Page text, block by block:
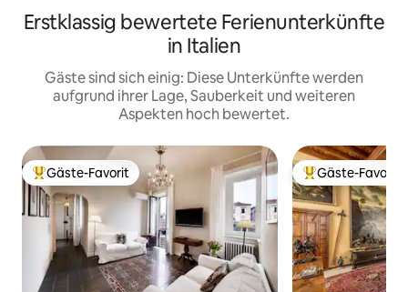
Erstklassig bewertete Ferienunterkünfte
in Italien
Gäste sind sich einig: Diese Unterkünfte werden
aufgrund ihrer Lage, Sauberkeit und weiteren
Aspekten hoch bewertet.
Beliebter Gäste-Favorit.
Gäste-Favorit Beliebter Gäste-
Gäste-Favorit